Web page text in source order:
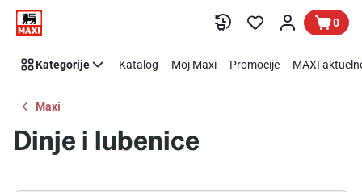
Preskoči link 0
Kategorije Katalog Moj Maxi Promocije MAXI
Maxi
Dinje i lubenice